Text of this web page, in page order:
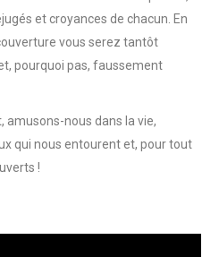
et croyances de chacun. En
vous serez tantôt
pourquoi pas, faussement
amusons-nous dans la vie,
qui nous entourent et, pour tout
!